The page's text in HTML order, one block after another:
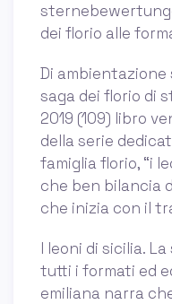
dei florio alle
Di ambientazione
saga dei florio di
2019 (109) libro
della serie
famiglia florio, “i
che ben bilancia
che inizia con il
I leoni di sicilia.
tutti i formati ed
emiliana narra